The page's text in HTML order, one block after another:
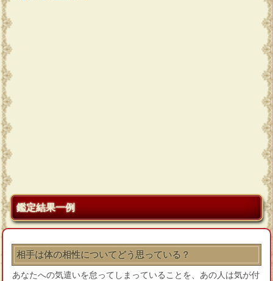
鑑定結果一例
相手は体の相性についてどう思っている？
あなたへの気遣いを怠ってしまっていることを、あの人は気が付